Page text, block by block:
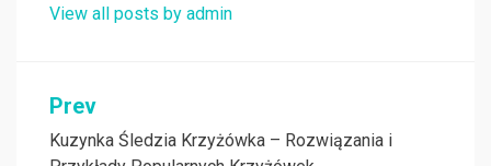
View all posts by admin
Nawigacja
wpisu
Prev
Kuzynka Śledzia Krzyżówka – Rozwiązania i